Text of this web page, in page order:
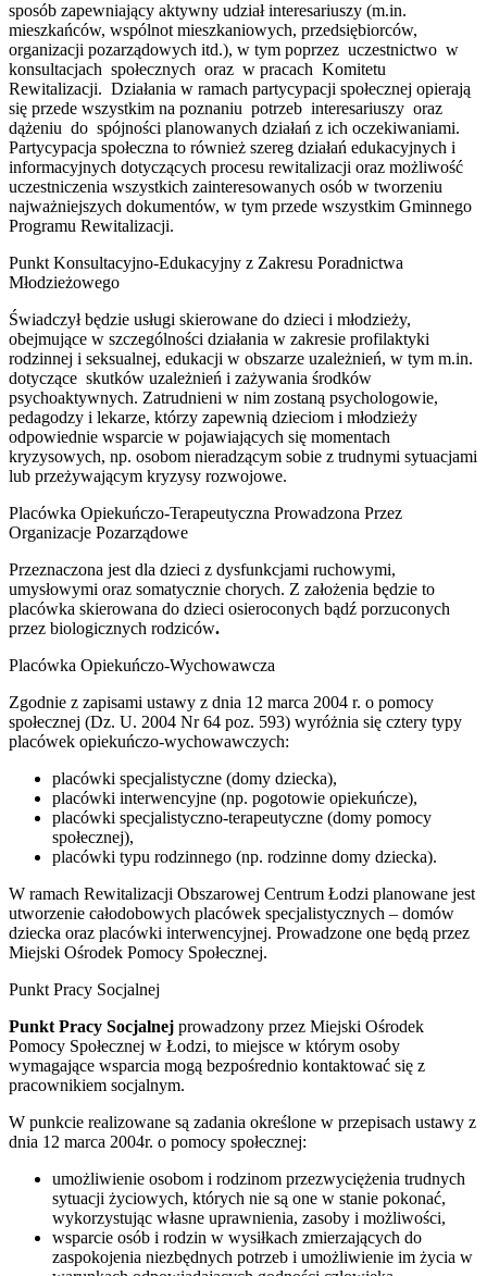
sposób zapewniający aktywny udział interesariuszy (m.in.
mieszkańców, wspólnot mieszkaniowych, przedsiębiorców,
organizacji pozarządowych itd.), w tym poprzez uczestnictwo w
konsultacjach społecznych oraz w pracach Komitetu
Rewitalizacji. Działania w ramach partycypacji społecznej opierają
się przede wszystkim na poznaniu potrzeb interesariuszy oraz
dążeniu do spójności planowanych działań z ich oczekiwaniami.
Partycypacja społeczna to również szereg działań edukacyjnych i
informacyjnych dotyczących procesu rewitalizacji oraz możliwość
uczestniczenia wszystkich zainteresowanych osób w tworzeniu
najważniejszych dokumentów, w tym przede wszystkim Gminnego
Programu Rewitalizacji.
Punkt Konsultacyjno-Edukacyjny z Zakresu Poradnictwa
Młodzieżowego
Świadczył będzie usługi skierowane do dzieci i młodzieży,
obejmujące w szczególności działania w zakresie profilaktyki
rodzinnej i seksualnej, edukacji w obszarze uzależnień, w tym m.in.
dotyczące skutków uzależnień i zażywania środków
psychoaktywnych. Zatrudnieni w nim zostaną psychologowie,
pedagodzy i lekarze, którzy zapewnią dzieciom i młodzieży
odpowiednie wsparcie w pojawiających się momentach
kryzysowych, np. osobom nieradzącym sobie z trudnymi sytuacjami
lub przeżywającym kryzysy rozwojowe.
Placówka Opiekuńczo-Terapeutyczna Prowadzona Przez
Organizacje Pozarządowe
Przeznaczona jest dla dzieci z dysfunkcjami ruchowymi,
umysłowymi oraz somatycznie chorych. Z założenia będzie to
placówka skierowana do dzieci osieroconych bądź porzuconych
przez biologicznych rodziców.
Placówka Opiekuńczo-Wychowawcza
Zgodnie z zapisami ustawy z dnia 12 marca 2004 r. o pomocy
społecznej (Dz. U. 2004 Nr 64 poz. 593) wyróżnia się cztery typy
placówek opiekuńczo-wychowawczych:
placówki specjalistyczne (domy dziecka),
placówki interwencyjne (np. pogotowie opiekuńcze),
placówki specjalistyczno-terapeutyczne (domy pomocy
społecznej),
placówki typu rodzinnego (np. rodzinne domy dziecka).
W ramach Rewitalizacji Obszarowej Centrum Łodzi planowane jest
utworzenie całodobowych placówek specjalistycznych – domów
dziecka oraz placówki interwencyjnej. Prowadzone one będą przez
Miejski Ośrodek Pomocy Społecznej.
Punkt Pracy Socjalnej
Punkt Pracy Socjalnej prowadzony przez Miejski Ośrodek
Pomocy Społecznej w Łodzi, to miejsce w którym osoby
wymagające wsparcia mogą bezpośrednio kontaktować się z
pracownikiem socjalnym.
W punkcie realizowane są zadania określone w przepisach ustawy z
dnia 12 marca 2004r. o pomocy społecznej:
umożliwienie osobom i rodzinom przezwyciężenia trudnych
sytuacji życiowych, których nie są one w stanie pokonać,
wykorzystując własne uprawnienia, zasoby i możliwości,
wsparcie osób i rodzin w wysiłkach zmierzających do
zaspokojenia niezbędnych potrzeb i umożliwienie im życia w